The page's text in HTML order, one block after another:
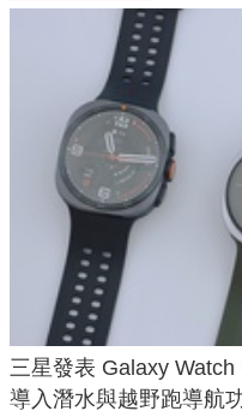
三星發表 Galaxy Watch
導入潛水與越野跑導航